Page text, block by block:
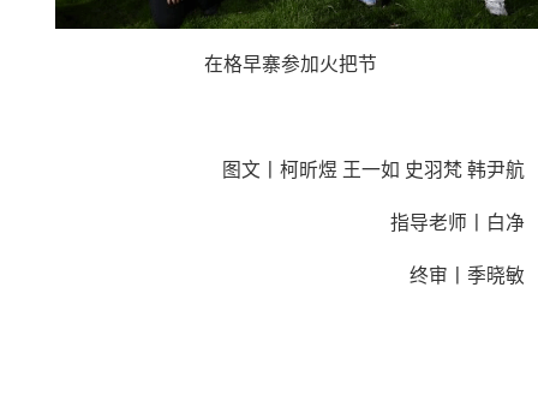
在格早寨参加火把节
图文丨柯昕煜 王一如 史羽梵 韩尹航
指导老师丨白净
终审丨季晓敏